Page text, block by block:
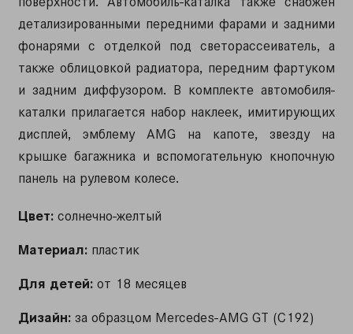
детализированными передними фарами и задними
фонарями с отделкой под светорассеиватель, а
также облицовкой радиатора, передним фартуком
и задним диффузором. В комплекте автомобиля-
каталки прилагается набор наклеек, имитирующих
дисплей, эмблему AMG на капоте, звезду на
крышке багажника и вспомогательную кнопочную
панель на рулевом колесе.
Цвет: солнечно-желтый
Материал: пластик
Для детей: от 18 месяцев
Дизайн: за образцом Mercedes-AMG GT (C192)